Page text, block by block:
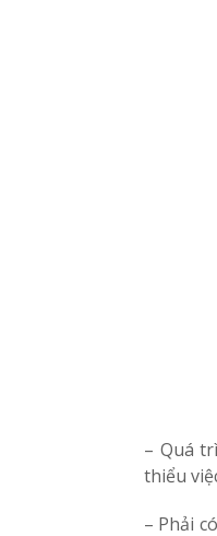
– Quá
thiểu
– Phải